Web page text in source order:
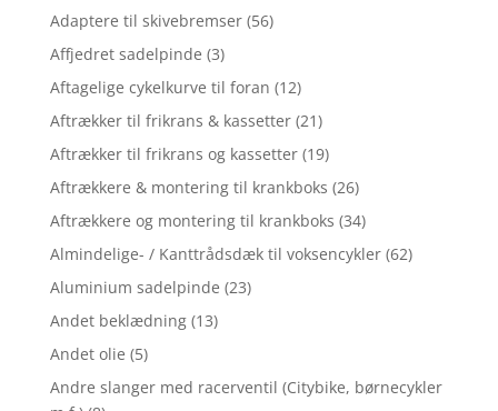
Adaptere til skivebremser (56)
Affjedret sadelpinde (3)
Aftagelige cykelkurve til foran (12)
Aftrækker til frikrans & kassetter (21)
Aftrækker til frikrans og kassetter (19)
Aftrækkere & montering til krankboks (26)
Aftrækkere og montering til krankboks (34)
Almindelige- / Kanttrådsdæk til voksencykler (62)
Aluminium sadelpinde (23)
Andet beklædning (13)
Andet olie (5)
Andre slanger med racerventil (Citybike, børnecykler